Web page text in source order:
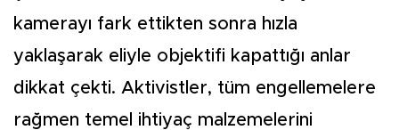
kamerayı fark ettikten sonra hızla
yaklaşarak eliyle objektifi kapattığı anlar
dikkat çekti. Aktivistler, tüm engellemelere
rağmen temel ihtiyaç malzemelerini